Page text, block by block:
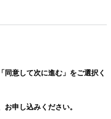
同意して次に進む」をご選択く
申し込みください。